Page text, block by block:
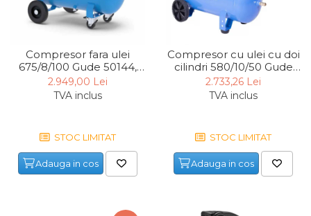
Compresor fara ulei
675/8/100 Gude 50144,
4400 W, 100 L, 8 bari
2.949,00 Lei
TVA inclus
STOC LIMITAT
Adauga in cos
Compresor cu ulei cu doi
cilindri 580/10/50 Gude
50018, 2200 W, 50 L, 10
bari, 400 V
2.733,26 Lei
TVA inclus
STOC LIMITAT
Adauga in cos